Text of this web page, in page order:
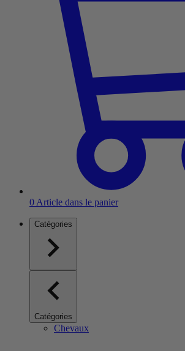
0 Article dans le panier
Catégories
Catégories
Chevaux